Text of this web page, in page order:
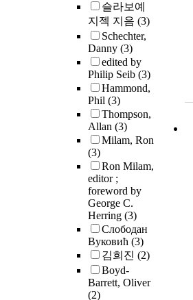
슬라보예
지젝 지음 (3)
Schechter,
Danny (3)
edited by
Philip Seib (3)
Hammond,
Phil (3)
Thompson,
Allan (3)
Milam, Ron
(3)
Ron Milam,
editor ;
foreword by
George C.
Herring (3)
Слободан
Вуковић (3)
김희진 (2)
Boyd-
Barrett, Oliver
(2)